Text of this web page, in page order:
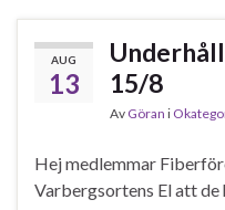
AUG
13
15/8
Av Göran i
Hej medlemmar
Varbergsortens El att